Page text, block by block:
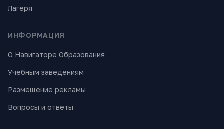
Лагеря
ИНФОРМАЦИЯ
О Навигаторе Образования
Учебным заведениям
Размещение рекламы
Вопросы и ответы